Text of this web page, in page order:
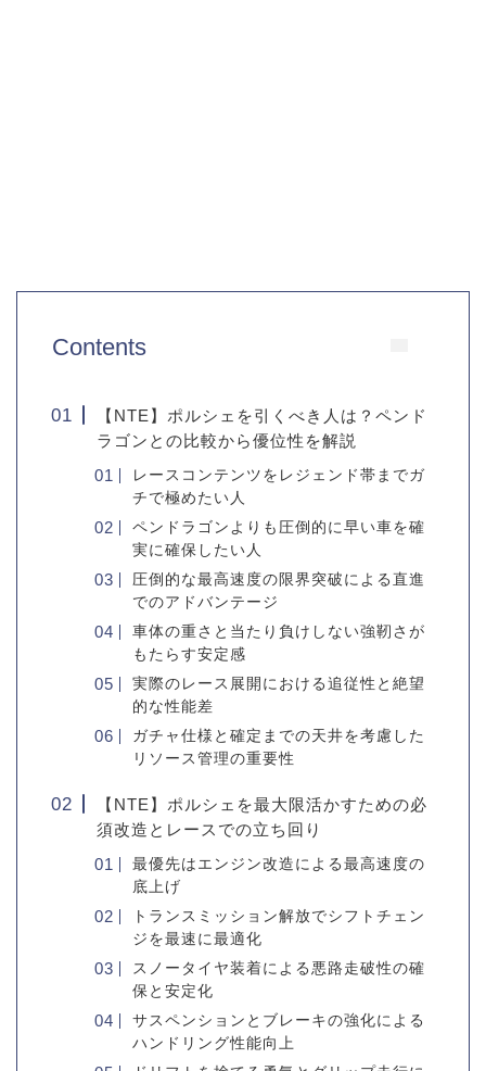
Contents
【NTE】ポルシェを引くべき人は？ペンド
ラゴンとの比較から優位性を解説
レースコンテンツをレジェンド帯までガ
チで極めたい人
ペンドラゴンよりも圧倒的に早い車を確
実に確保したい人
圧倒的な最高速度の限界突破による直進
でのアドバンテージ
車体の重さと当たり負けしない強靭さが
もたらす安定感
実際のレース展開における追従性と絶望
的な性能差
ガチャ仕様と確定までの天井を考慮した
リソース管理の重要性
【NTE】ポルシェを最大限活かすための必
須改造とレースでの立ち回り
最優先はエンジン改造による最高速度の
底上げ
トランスミッション解放でシフトチェン
ジを最速に最適化
スノータイヤ装着による悪路走破性の確
保と安定化
サスペンションとブレーキの強化による
ハンドリング性能向上